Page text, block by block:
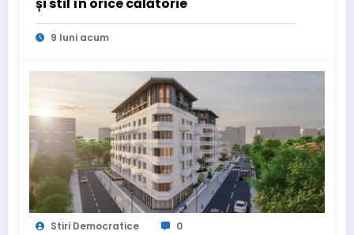
9 luni acum
Stiri Democratice 0